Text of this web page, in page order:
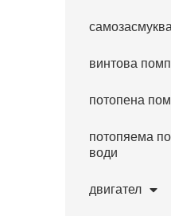
винтова
потопена
потопяема
води
двигател